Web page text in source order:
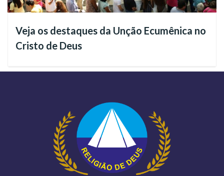
Veja os destaques da Unção Ecumênica no
Cristo de Deus